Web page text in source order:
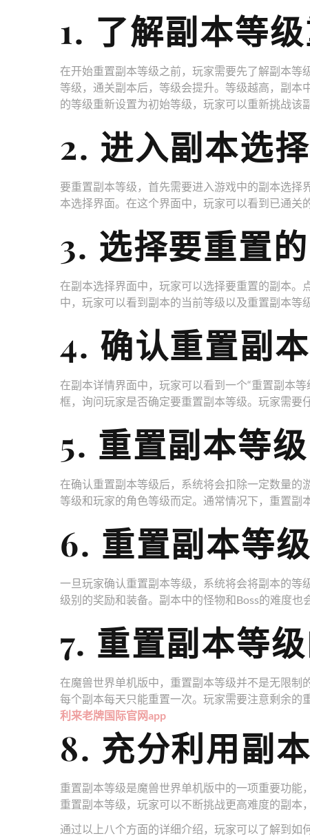
1. 了解副本等
在开始重置副本等级之前，玩家需要先了解副本
等级，通关副本后，等级会提升。等级越高，副本
的等级重新设置为初始等级，玩家可以重新挑战该副
2. 进入副本选
要重置副本等级，首先需要进入游戏中的副本选择
本选择界面。在这个界面中，玩家可以看到已通关
3. 选择要重置
在副本选择界面中，玩家可以选择要重置的副本
中，玩家可以看到副本的当前等级以及重置副本等
4. 确认重置副
在副本详情界面中，玩家可以看到一个“重置副本
框，询问玩家是否确定要重置副本等级。玩家需要
5. 重置副本等
在确认重置副本等级后，系统将会扣除一定数量
等级和玩家的角色等级而定。通常情况下，重置副
6. 重置副本等
一旦玩家确认重置副本等级，系统将会将副本的
级别的奖励和装备。副本中的怪物和Boss的难度也
7. 重置副本等
在魔兽世界单机版中，重置副本等级并不是无限制
每个副本每天只能重置一次。玩家需要注意剩余的
利来老牌国际官网app
8. 充分利用副
重置副本等级是魔兽世界单机版中的一项重要功
重置副本等级，玩家可以不断挑战更高难度的副本
通过以上八个方面的详细介绍，玩家可以了解到